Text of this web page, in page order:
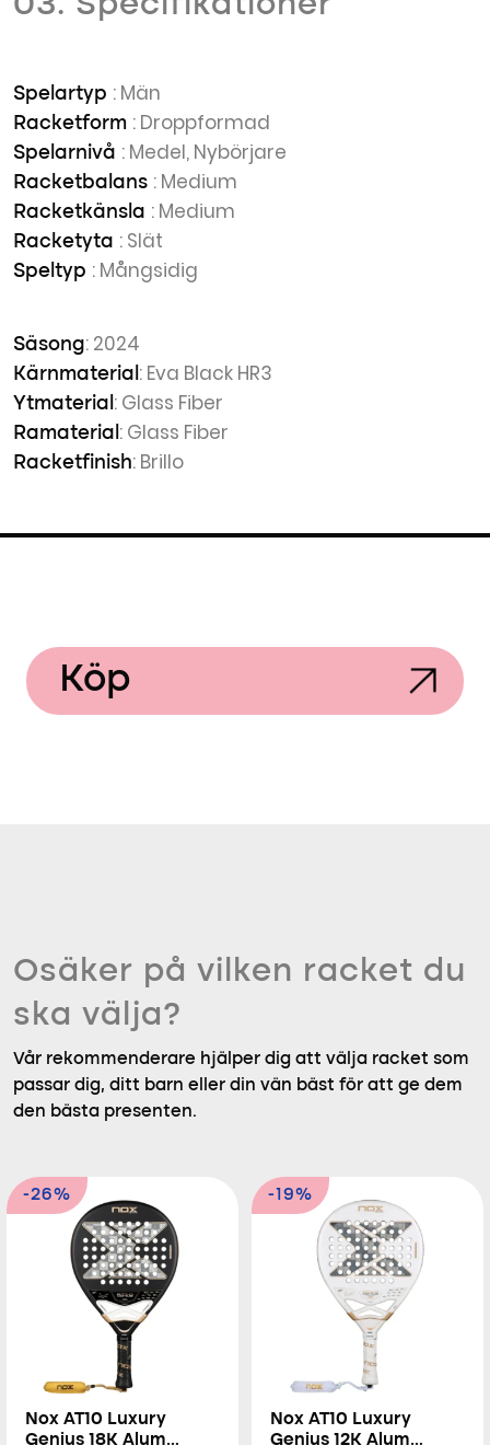
Spelartyp : Män
Racketform : Droppformad
Spelarnivå : Medel, Nybörjare
Racketbalans : Medium
Racketkänsla : Medium
Racketyta : Slät
Speltyp : Mångsidig
Säsong: 2024
Kärnmaterial : Eva Black HR3
Ytmaterial : Glass Fiber
Ramaterial : Glass Fiber
Racketfinish: Brillo
Köp
Osäker på vilken racket du
ska välja?
Vår rekommenderare hjälper dig att välja racket som
passar dig, ditt barn eller din vän bäst för att ge dem
den bästa presenten.
-26%
Nox AT10 Luxury
Genius 18K Alum
-19%
Nox AT10 Luxury
Genius 12K Alum